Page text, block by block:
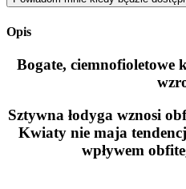
Opis
Bogate,
Sztywna łodyga wznosi
Kwiaty nie maja
wpływem